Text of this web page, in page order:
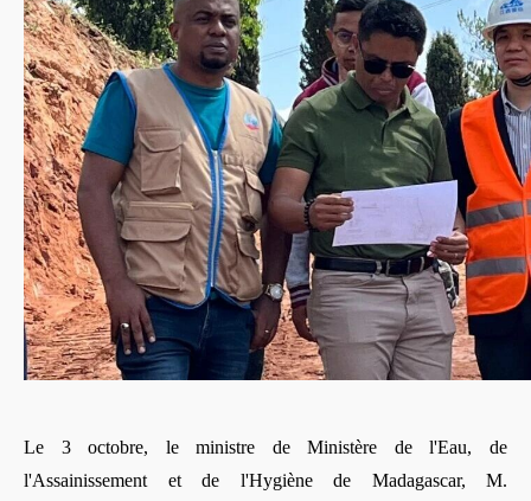
Le 3 octobre, le ministre de Ministère de l'Eau, de
l'Assainissement et de l'Hygiène de Madagascar, M.